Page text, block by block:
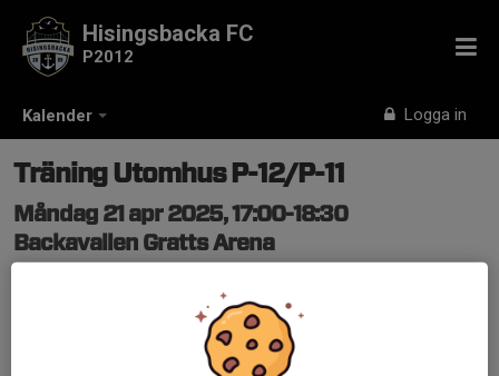
Kalender Logga in
Hisingsbacka FC
P2012
Träning Utomhus P-12/P-11
Måndag 21 apr 2025, 17:00-18:30
Backavallen Gratts Arena